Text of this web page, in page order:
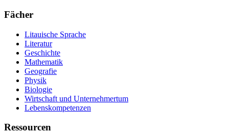
Fächer
Litauische Sprache
Literatur
Geschichte
Mathematik
Geografie
Physik
Biologie
Wirtschaft und Unternehmertum
Lebenskompetenzen
Ressourcen